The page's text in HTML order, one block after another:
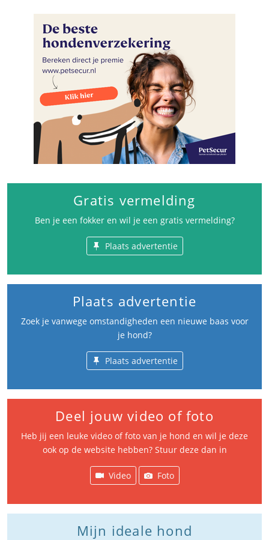
Gratis vermelding
Ben je een fokker en wil je een gratis vermelding?
Plaats advertentie
Plaats advertentie
Zoek je vanwege omstandigheden een nieuwe baas voor
je hond?
Plaats advertentie
Deel jouw video of foto
Heb jij een leuke video of foto van je hond en wil je deze
ook op de website hebben? Stuur deze dan in
Video Foto
Mijn ideale hond